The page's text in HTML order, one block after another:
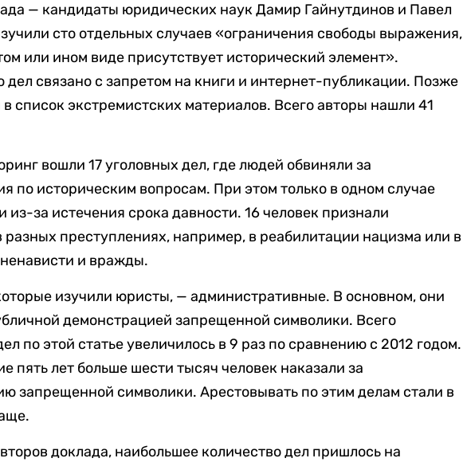
— кандидаты юридических наук Дамир Гайнутдинов и Павел
сто отдельных случаев «ограничения свободы выражения,
или ином виде присутствует исторический элемент».
дел связано с запретом на книги и интернет-публикации. Позже
список экстремистских материалов. Всего авторы нашли 41
вошли 17 уголовных дел, где людей обвиняли за
по историческим вопросам. При этом только в одном случае
из-за истечения срока давности. 16 человек признали
преступлениях, например, в реабилитации нацизма или в
и вражды.
изучили юристы, — административные. В основном, они
демонстрацией запрещенной символики. Всего
по этой статье увеличилось в 9 раз по сравнению с 2012 годом.
пять лет больше шести тысяч человек наказали за
запрещенной символики. Арестовывать по этим делам стали в
доклада, наибольшее количество дел пришлось на